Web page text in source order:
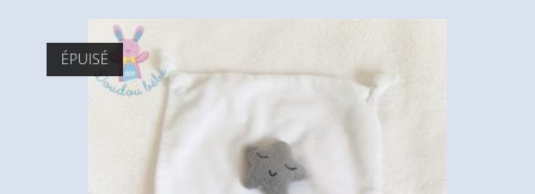
ÉPUISÉ